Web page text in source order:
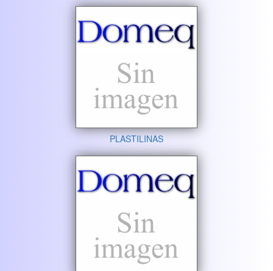
PLASTILINAS